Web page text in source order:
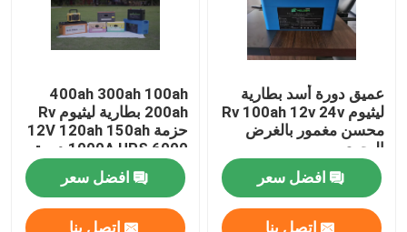
عميق دورة أسد بطارية
ليثيوم Rv 100ah 12v 24v
محسن مغمور بالغرض
البحري
افضل سعر
اتصل بنا
400ah 300ah 100ah
200ah بطارية ليثيوم Rv
حزمة 12V 120ah 150ah
1000A UPS 6000 دورة
الحياة
افضل سعر
اتصل بنا